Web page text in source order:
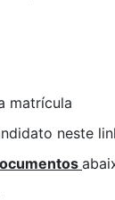
matrícula
neste